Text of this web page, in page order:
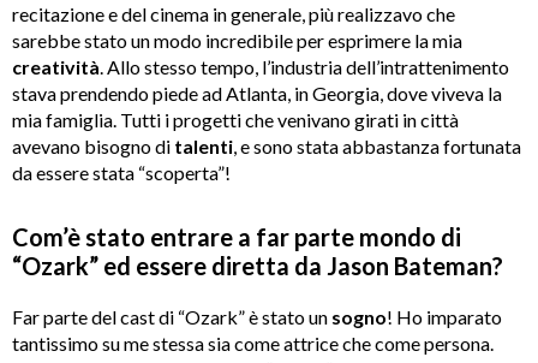
recitazione e del cinema in generale, più realizzavo che
sarebbe stato un modo incredibile per esprimere la mia
creatività . Allo stesso tempo, l’industria dell’intrattenimento
stava prendendo piede ad Atlanta, in Georgia, dove viveva la
mia famiglia. Tutti i progetti che venivano girati in città
avevano bisogno di talenti , e sono stata abbastanza fortunata
da essere stata “scoperta”!
Com’è stato entrare a far parte mondo di
“Ozark” ed essere diretta da Jason Bateman?
Far parte del cast di “Ozark” è stato un sogno! Ho imparato
tantissimo su me stessa sia come attrice che come persona.